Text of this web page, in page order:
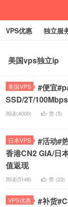
VPS优惠 独立服
美国vps独立ip
美国VPS
#便宜
SSD/2T/
阅读(4000) 赞 (5)
日本VPS
#活动#
香港CN2 GIA/日
值返现
阅读(5148) 赞 (23)
VPS优惠
#补货